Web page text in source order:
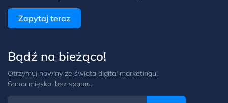
Zapytaj teraz
Bądź na bieżąco!
Otrzymuj nowiny ze świata digital marketingu.
Samo mięsko, bez spamu.